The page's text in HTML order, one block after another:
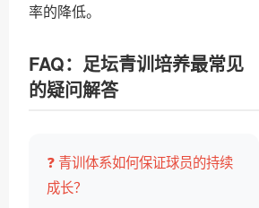
率的降低。
FAQ：足坛青训培养最常见
的疑问解答
❓ 青训体系如何保证球员的持续
成长？